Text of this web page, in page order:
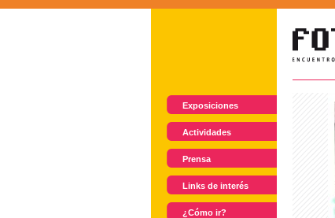
Exposiciones
Actividades
Prensa
Links de interés
¿Cómo ir?